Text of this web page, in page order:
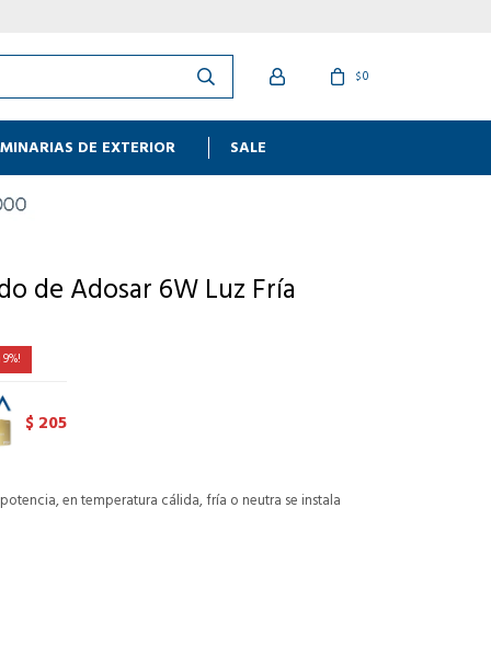
DE EXTERIOR SALE
$0
de Adosar 6W Luz Fría
9
$ 205
en temperatura cálida, fría o neutra se instala